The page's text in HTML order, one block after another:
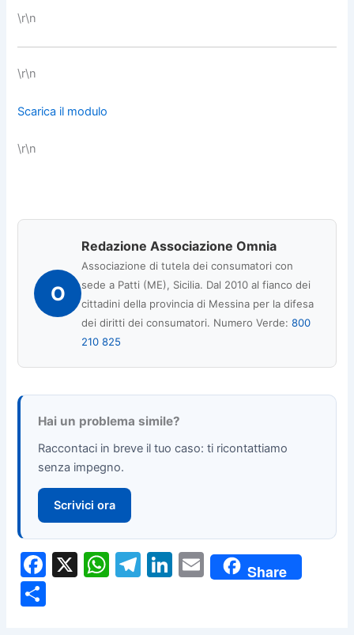
\r\n
\r\n
Scarica il modulo
\r\n
O
Redazione Associazione Omnia
Associazione di tutela dei consumatori con
sede a Patti (ME), Sicilia. Dal 2010 al fianco dei
cittadini della provincia di Messina per la difesa
dei diritti dei consumatori. Numero Verde:800
210 825
Hai un problema simile?
Raccontaci in breve il tuo caso: ti ricontattiamo
senza impegno.
Scrivici ora
F
X
W T
Li E
m
Share